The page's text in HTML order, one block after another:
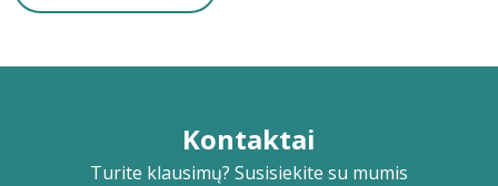
Kontaktai
Turite klausimų? Susisiekite su mumis